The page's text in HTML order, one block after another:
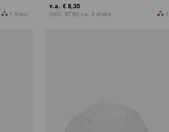
1 kleur
v.a. € 8,35
(incl. BTW) v.a. 3 stuks 1